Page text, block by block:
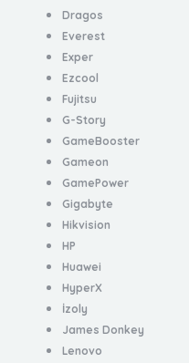
Dragos
Everest
Exper
Ezcool
Fujitsu
G-Story
GameBooster
Gameon
GamePower
Gigabyte
Hikvision
HP
Huawei
HyperX
İzoly
James Donkey
Lenovo